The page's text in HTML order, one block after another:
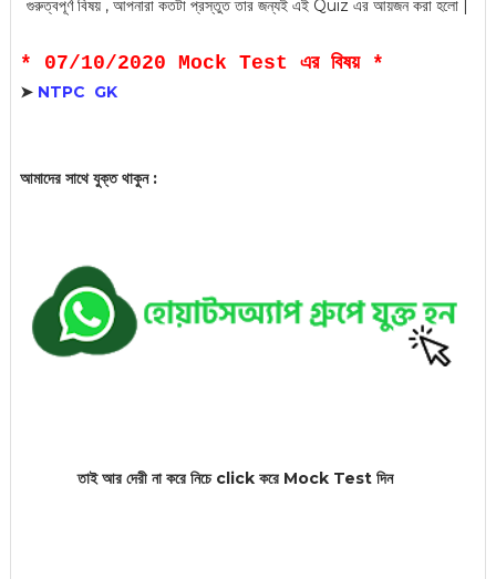
গুরুত্বপূর্ণ বিষয় , আপনারা কতটা প্রস্তুত তার জন্যই এই Quiz এর আয়জন করা হলো |
* 07/10/2020 Mock Test এর বিষয় *
➤ NTPC GK
আমাদের সাথে যুক্ত থাকুন :
তাই আর দেরী না করে নিচে click করে Mock Test দিন